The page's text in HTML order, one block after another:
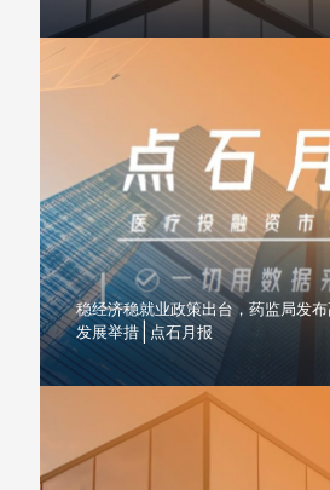
稳经济稳就业政策出台，药监局发
发展举措 | 点石月报